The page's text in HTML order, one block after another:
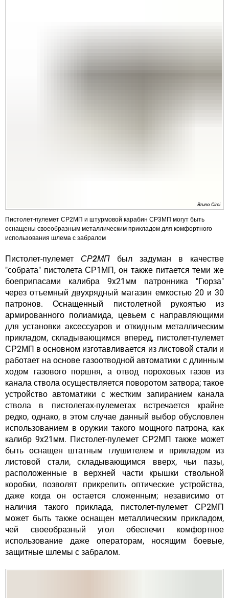
Bruno Circi
Пистолет-пулемет СР2МП и штурмовой карабин СР3МП могут быть
оснащены своеобразным металлическим прикладом для комфортного
использования шлема с забралом
Пистолет-пулемет СР2МП был задуман в качестве
"собрата" пистолета СР1МП, он также питается теми же
боеприпасами калибра 9x21мм патронника "Гюрза"
через отъемный двухрядный магазин емкостью 20 и 30
патронов. Оснащенный пистолетной рукоятью из
армированного полиамида, цевьем с направляющими
для установки аксессуаров и откидным металлическим
прикладом, складывающимся вперед, пистолет-пулемет
СР2МП в основном изготавливается из листовой стали и
работает на основе газоотводной автоматики с длинным
ходом газового поршня, а отвод пороховых газов из
канала ствола осуществляется поворотом затвора; такое
устройство автоматики с жестким запиранием канала
ствола в пистолетах-пулеметах встречается крайне
редко, однако, в этом случае данный выбор обусловлен
использованием в оружии такого мощного патрона, как
калибр 9x21мм. Пистолет-пулемет СР2МП также может
быть оснащен штатным глушителем и прикладом из
листовой стали, складывающимся вверх, чьи пазы,
расположенные в верхней части крышки ствольной
коробки, позволят прикрепить оптические устройства,
даже когда он остается сложенным; независимо от
наличия такого приклада, пистолет-пулемет СР2МП
может быть также оснащен металлическим прикладом,
чей своеобразный угол обеспечит комфортное
использование даже операторам, носящим боевые,
защитные шлемы с забралом.